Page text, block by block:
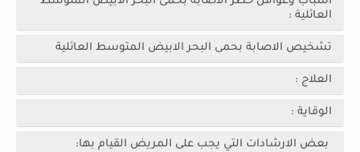
العائلية :
تشخيص الاصابة بحمى البحر الابيض المتوسط العائلية
العلاج :
الوقاية :
بعض الارشادات التي يجب على المريض القيام بها: